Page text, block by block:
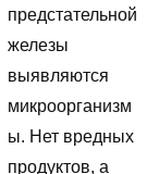
предстательной
железы
выявляются
микроорганизм
ы. Нет вредных
продуктов, а